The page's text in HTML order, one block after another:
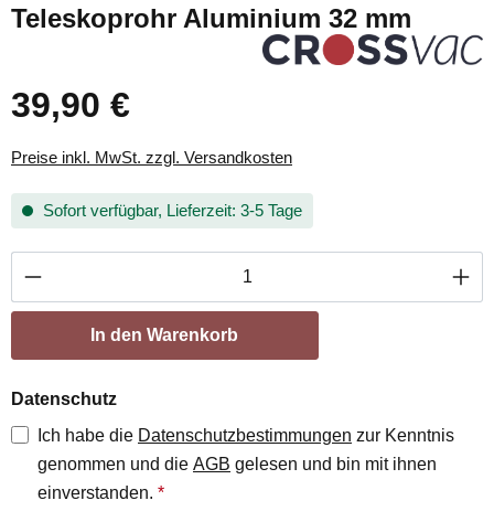
Teleskoprohr Aluminium 32 mm
39,90 €
Preise inkl. MwSt. zzgl. Versandkosten
Sofort verfügbar, Lieferzeit: 3-5 Tage
Produkt Anzahl: Gib den gewünschten
In den Warenkorb
Datenschutz
Ich habe die Datenschutzbestimmungen zur Kenntnis
genommen und die AGB gelesen und bin mit ihnen
einverstanden. *